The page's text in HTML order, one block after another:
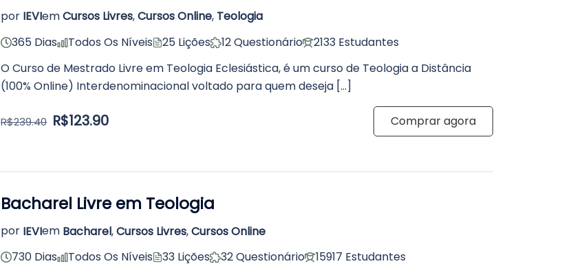
por IEVIemCursos Livres,Cursos Online, Teologia
365 Dias
Todos Os Níveis 25 Lições 12 Questionário
2133 Estudantes
O Curso de Mestrado Livre em Teologia Eclesiástica, é um curso de Teologia a Distância
(100% Online) Interdenominacional voltado para quem deseja […]
R$239.40 R$123.90 Comprar agora
Bacharel Livre em Teologia
por IEVIem Bacharel,Cursos Livres,Cursos Online
730 Dias
Todos Os Níveis 33 Lições 32 Questionário
15917 Estudantes